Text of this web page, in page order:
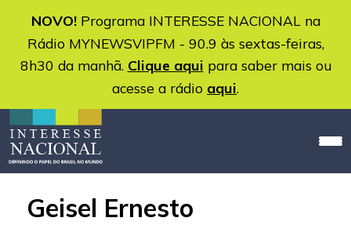
NOVO!Programa INTERESSE NACIONAL na
Rádio MYNEWSVIPFM - 90.9 às sextas-feiras,
8h30 da manhã. Clique aqui para saber mais ou
acesse a rádio aqui.
Geisel Ernesto